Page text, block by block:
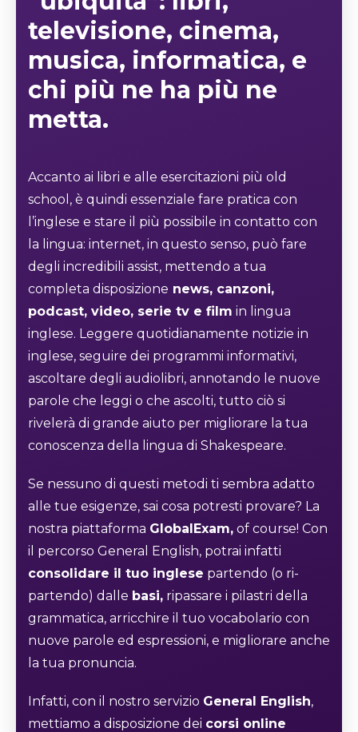
televisione, cinema,
musica, informatica, e
chi più ne ha più ne
metta.
Accanto ai libri e alle esercitazioni più old
school, è quindi essenziale fare pratica con
l’inglese e stare il più possibile in contatto con
la lingua: internet, in questo senso, può fare
degli incredibili assist, mettendo a tua
completa disposizione news, canzoni,
podcast, video, serie tv e film in lingua
inglese. Leggere quotidianamente notizie in
inglese, seguire dei programmi informativi,
ascoltare degli audiolibri, annotando le nuove
parole che leggi o che ascolti, tutto ciò si
rivelerà di grande aiuto per migliorare la tua
conoscenza della lingua di Shakespeare.
Se nessuno di questi metodi ti sembra adatto
alle tue esigenze, sai cosa potresti provare? La
nostra piattaforma GlobalExam, of course! Con
il percorso General English, potrai infatti
consolidare il tuo inglese partendo (o ri-
partendo) dalle basi, ripassare i pilastri della
grammatica, arricchire il tuo vocabolario con
nuove parole ed espressioni, e migliorare anche
la tua pronuncia.
Infatti, con il nostro servizio General English,
mettiamo a disposizione dei corsi online